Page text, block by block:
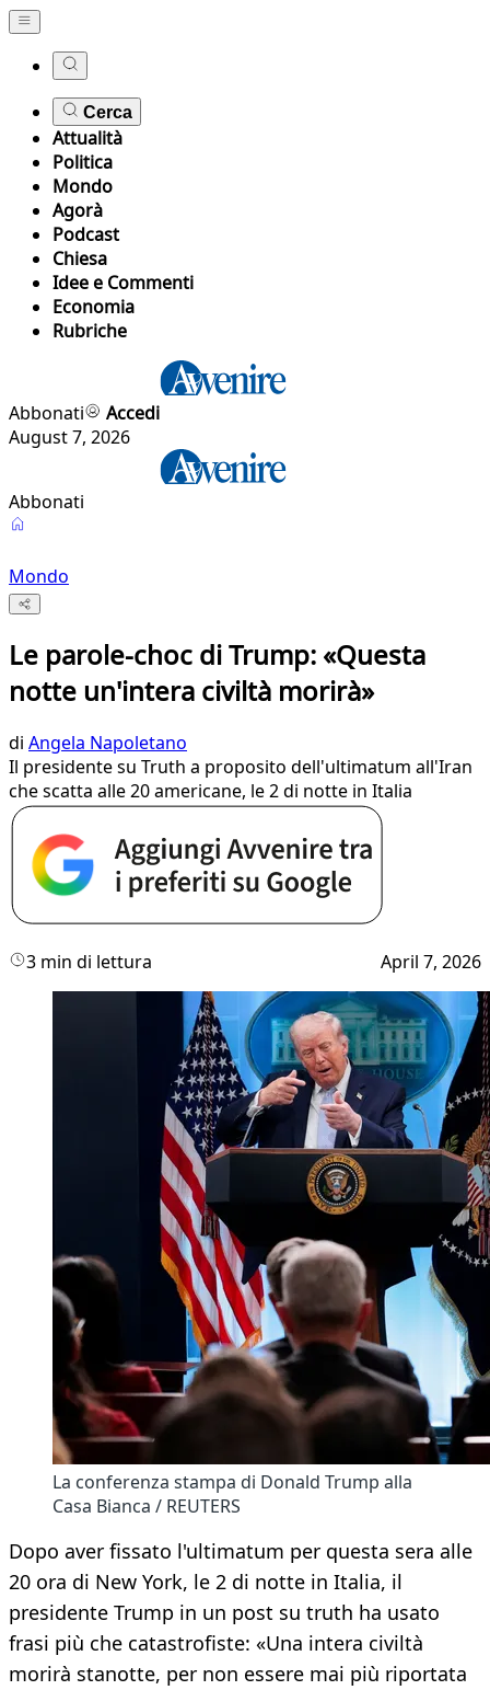
Cerca
Attualità
Politica
Mondo
Agorà
Podcast
Chiesa
Idee e Commenti
Economia
Rubriche
Abbonati
Accedi
August 7, 2026
Abbonati
Mondo
Le parole-choc di Trump: «Questa
notte un'intera civiltà morirà»
di Angela Napoletano
Il presidente su Truth a proposito dell'ultimatum all'Iran
che scatta alle 20 americane, le 2 di notte in Italia
3 min di lettura April 7, 2026
La conferenza stampa di Donald Trump alla
Casa Bianca / REUTERS
Dopo aver fissato l'ultimatum per questa sera alle
20 ora di New York, le 2 di notte in Italia, il
presidente Trump in un post su truth ha usato
frasi più che catastrofiste: «Una intera civiltà
morirà stanotte, per non essere mai più riportata